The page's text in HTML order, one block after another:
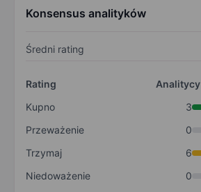
Konsensus analityków
Średni rating
Rating
Analitycy
Kupno
3
Przeważenie
0
Trzymaj
6
Niedoważenie
0